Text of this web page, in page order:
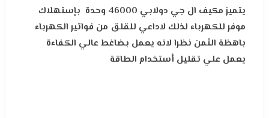
يتميز مكيف ال جي دولابي 46000 وحدة بإستهلاك
موفر للكهرباء لذلك لاداعي للقلق من فواتير الكهرباء
باهظة الثمن نظرا لانه يعمل بضاغط عالي الكفاءة
يعمل علي تقليل أستخدام الطاقة